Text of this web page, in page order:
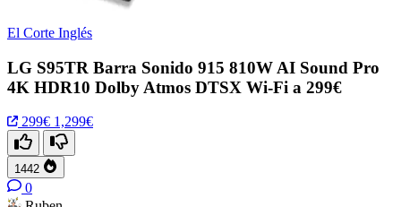
El Corte Inglés
LG S95TR Barra Sonido 915 810W AI Sound Pro
4K HDR10 Dolby Atmos DTSX Wi-Fi a 299€
299€ 1,299€
1442
0